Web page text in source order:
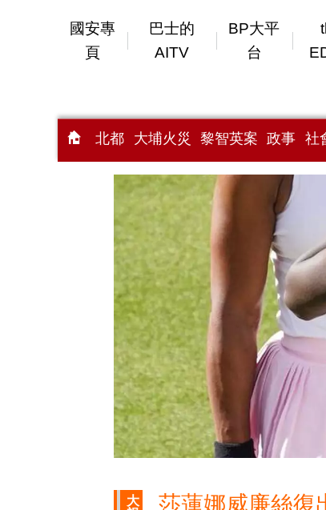
國安專
頁
巴士的
AITV
BP大平
台
北都 大埔火災 黎智英案 政事 社
大
莎蓮娜威廉絲復